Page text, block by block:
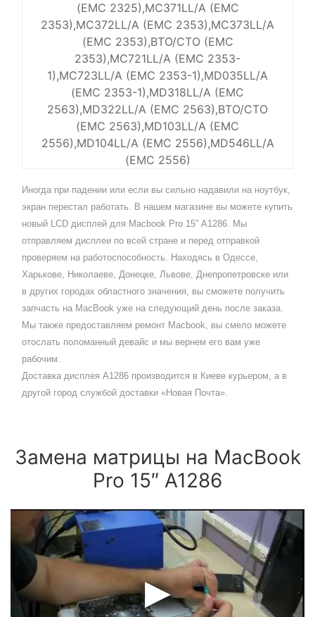
(EMC 2325),MC371LL/A (EMC
2353),MC372LL/A (EMC 2353),MC373LL/A
(EMC 2353),BTO/CTO (EMC
2353),MC721LL/A (EMC 2353-
1),MC723LL/A (EMC 2353-1),MD035LL/A
(EMC 2353-1),MD318LL/A (EMC
2563),MD322LL/A (EMC 2563),BTO/CTO
(EMC 2563),MD103LL/A (EMC
2556),MD104LL/A (EMC 2556),MD546LL/A
(EMC 2556)
Иногда при падении или если вы сильно надавили на ноутбук,
экран перестал работать. В нашем магазине вы можете купить
новый LCD дисплей для Macbook Pro 15″ A1286. Мы
отправляем дисплеи по всей стране и перед отправкой
проверяем на работоспособность. Находясь в Одессе,
Харькове, Николаеве, Донецке, Львове, Днепропетровске или
в других городах областного значения, вы сможете получить
запчасть на MacBook уже на следующий день после заказа.
Мы также предоставляем ремонт Macbook, вы смело можете
отослать поломанный девайс и мы вернем его вам уже
рабочим.
Доставка дисплея А1286 производится в Киеве курьером, а в
другой город службой доставки «Новая Почта».
Замена матрицы на MacBook
Pro 15″ A1286